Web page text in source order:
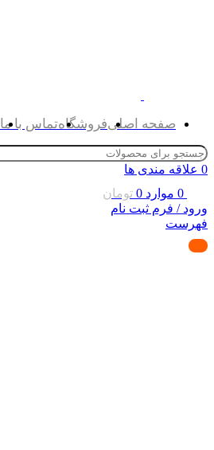
صفحه اصلیفروشگاهتماس با ما
0 علاقه مندی ها
0 موارد 0 تومان
ورود / فرم ثبت نام
فهرست